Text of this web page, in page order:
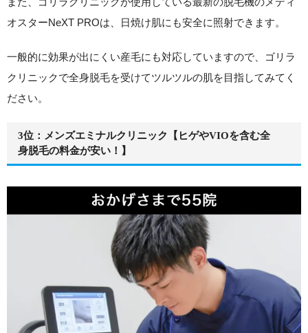
オスターNeXT PROは、日焼け肌にも安全に照射できます。
一般的に効果が出にくい産毛にも対応していますので、ゴリラ
クリニックで全身脱毛を受けてツルツルの肌を目指してみてく
ださい。
3位：メンズエミナルクリニック【ヒゲやVIOを含む全
身脱毛の料金が安い！】